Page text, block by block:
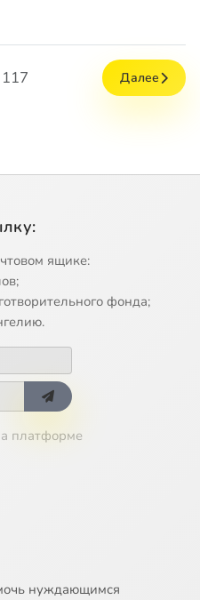
Далее
ящике:
фонда;
платформе
нуждающимся